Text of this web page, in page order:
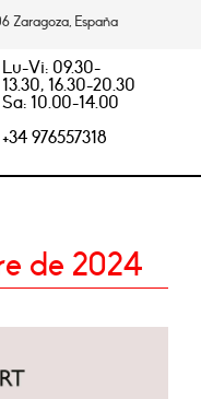
Zaragoza, España
Lu-Vi: 09.30-
13.30, 16.30-20.30
Sa: 10.00-14.00
+34 976557318
de 2024